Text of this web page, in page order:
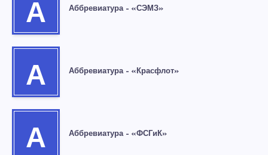
А Аббревиатура – «СЭМЗ»
А Аббревиатура – «Красфлот»
А Аббревиатура – «ФСГиК»